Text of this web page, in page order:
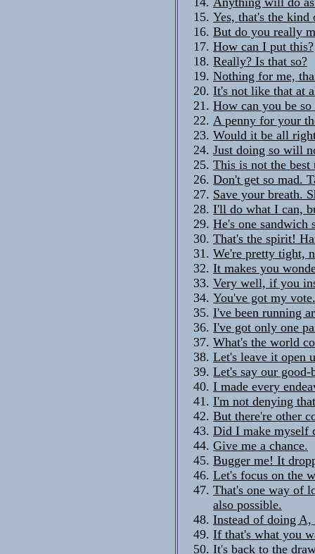
Yes, that's the kind
But do you really
How can I put this?
Really? Is that so?
Nothing for me,
It's not like that at
How can you be so
A penny for your
Would it be all
Just doing so will
This is not the
Don't get so mad.
Save your breath.
I'll do what I can,
He's one sandwich
That's the spirit!
We're pretty tight,
It makes you
Very well, if you
You've got my
I've been running
I've got only one
What's the world
Let's leave it open
Let's say our good-
I made every
I'm not denying
But there're other
Did I make myself
Give me a chance.
Bugger me! It
Let's focus on the
That's one way of
also possible.
Instead of doing
If that's what you
It's back to the